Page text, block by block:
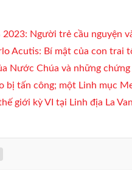
Người trẻ cầu nguyện
Acutis: Bí mật của con trai
Nước Chúa và những
bị tấn công; một Linh mục
giới kỳ VI tại Linh địa La